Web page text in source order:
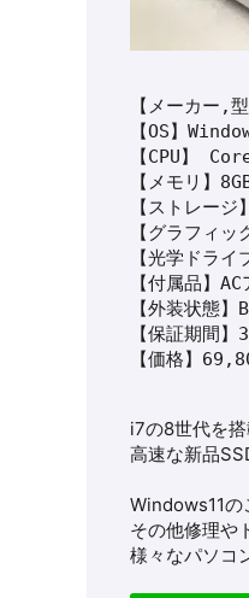
【メーカー,
【OS】
【CPU】
【メモリ】
【ストレー
【グラフィッ
【光学ドライ
【付属品】
【外装状態】
【保証期間】
【価格】
i7の8世代を
高速な新品
Windows11の
その他修理や
様々なパソコ